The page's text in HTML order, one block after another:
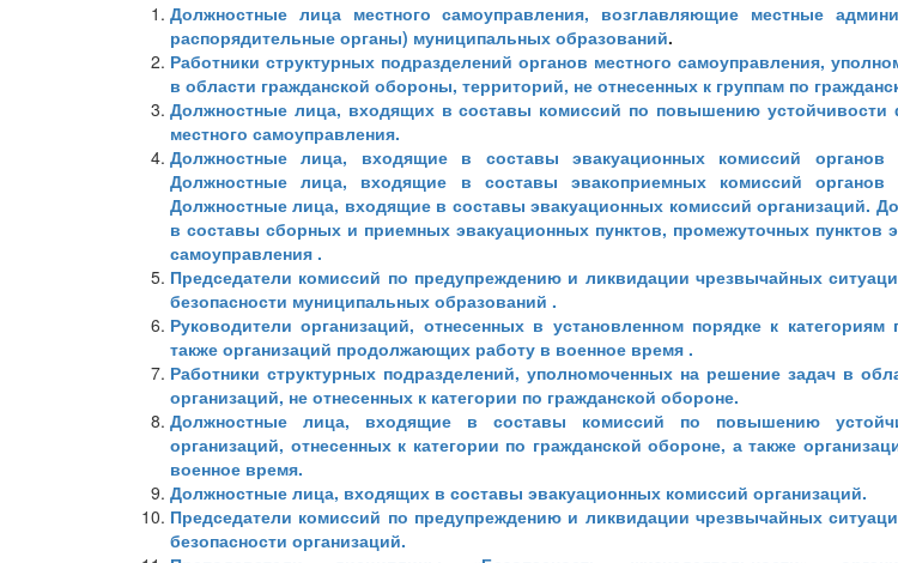
Должностные лица местного самоуправления, возглавляющие местные
распорядительные органы) муниципальных образований.
Работники структурных подразделений органов местного самоуправления,
в области гражданской обороны, территорий, не отнесенных к группам по
Должностные лица, входящих в составы комиссий по повышению устойчивости
местного самоуправления.
Должностные лица, входящие в составы эвакуационных комиссий органов
Должностные лица, входящие в составы эвакоприемных комиссий органов
Должностные лица, входящие в составы эвакуационных комиссий организаций.
в составы сборных и приемных эвакуационных пунктов, промежуточных пунктов
самоуправления .
Председатели комиссий по предупреждению и ликвидации чрезвычайных
безопасности муниципальных образований .
Руководители организаций, отнесенных в установленном порядке к
также организаций продолжающих работу в военное время .
Работники структурных подразделений, уполномоченных на решение задач в
организаций, не отнесенных к категории по гражданской обороне.
Должностные лица, входящие в составы комиссий по повышению
организаций, отнесенных к категории по гражданской обороне, а также
военное время.
Должностные лица, входящих в составы эвакуационных комиссий организаций.
Председатели комиссий по предупреждению и ликвидации чрезвычайных
безопасности организаций.